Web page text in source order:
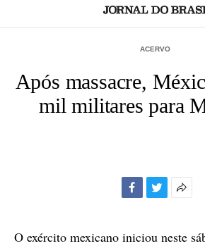
ACERVO
Após massacre,
mil militares para
O exército mexicano iniciou neste